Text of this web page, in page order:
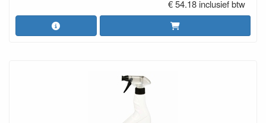
€ 54.18 inclusief btw